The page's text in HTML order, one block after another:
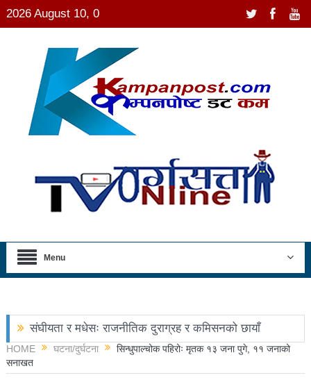
2026 August 10, 0
Menu
संघीयता र मधेसः राजनीतिक दुराग्रह र कमिसनको छायाँ
छोराले फलामको पाइपले हान्दा बाबुको मृत्यु
HOME घटना/दुर्घटना
सिन्धुपाल्चोक पहिरोः मृतक १३ जना पुगे, ११ जनाको
सनाखत